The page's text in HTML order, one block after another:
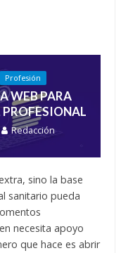
Profesión
WEB PARA
Redacción
sino la base
sanitario pueda
necesita apoyo
que hace es abrir